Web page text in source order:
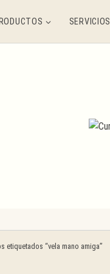
SERVICIOS
etiquetados “vela mano amiga”